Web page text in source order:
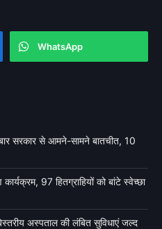
WhatsApp
सरकार से आमने-सामने बातचीत, 10
97 हितग्राहियों को बांटे स्वेच्छा
अस्पताल की लंबित सुविधाएं जल्द